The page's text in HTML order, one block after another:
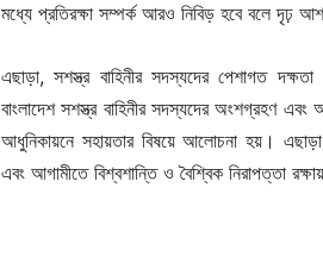
মধ্যে প্রতিরক্ষা সম্পর্ক আরও নিবিড় হবে বলে দৃঢ়
এছাড়া, সশস্ত্র বাহিনীর সদস্যদের পেশাগত
বাংলাদেশ সশস্ত্র বাহিনীর সদস্যদের অংশগ্রহণ এবং
আধুনিকায়নে সহায়তার বিষয়ে আলোচনা হয়।
এবং আগামীতে বিশ্বশান্তি ও বৈশ্বিক নিরাপত্তা